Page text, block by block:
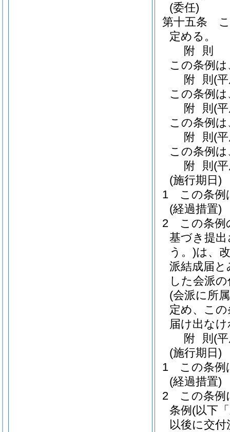
(委任)
第十五条
定める。
附 則
この条例
附 則 (
この条例
附 則 (
この条例
附 則 (
この条例
附 則 (
(施行期日)
1
この条例
(経過措置)
2
この条例
基づき提
う。)は、
派結成届
した会派
(会派に所
定め、こ
届け出な
附 則 (
(施行期日)
1
この条例
(経過措置)
2
この条例
条例 (以下
以後に交